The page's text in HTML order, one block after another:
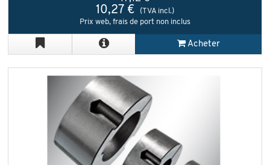
10,27 €
(TVA incl.)
Prix web, frais de port non inclus
Acheter